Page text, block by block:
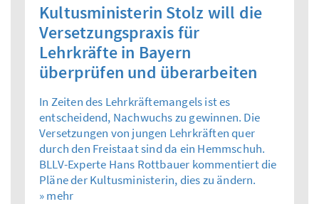
Kultusministerin Stolz will die
Versetzungspraxis für
Lehrkräfte in Bayern
überprüfen und überarbeiten
In Zeiten des Lehrkräftemangels ist es
entscheidend, Nachwuchs zu gewinnen. Die
Versetzungen von jungen Lehrkräften quer
durch den Freistaat sind da ein Hemmschuh.
BLLV-Experte Hans Rottbauer kommentiert die
Pläne der Kultusministerin, dies zu ändern.
» mehr